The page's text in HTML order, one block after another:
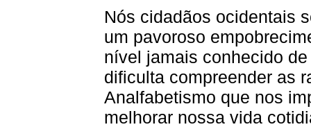
Nós cidadãos ocidentais
um pavoroso
nível jamais conhecido
dificulta compreender as
Analfabetismo que nos
melhorar nossa vida